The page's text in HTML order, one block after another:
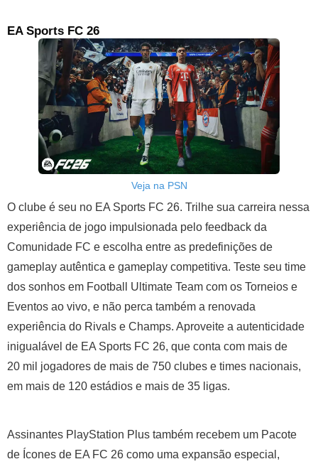
EA Sports FC 26
Veja na PSN
O clube é seu no EA Sports FC 26. Trilhe sua carreira nessa
experiência de jogo impulsionada pelo feedback da
Comunidade FC e escolha entre as predefinições de
gameplay autêntica e gameplay competitiva. Teste seu time
dos sonhos em Football Ultimate Team com os Torneios e
Eventos ao vivo, e não perca também a renovada
experiência do Rivals e Champs. Aproveite a autenticidade
inigualável de EA Sports FC 26, que conta com mais de
20 mil jogadores de mais de 750 clubes e times nacionais,
em mais de 120 estádios e mais de 35 ligas.
Assinantes PlayStation Plus também recebem um Pacote
de Ícones de EA FC 26 como uma expansão especial,